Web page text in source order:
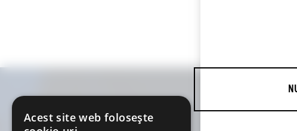
Acest site web folosește